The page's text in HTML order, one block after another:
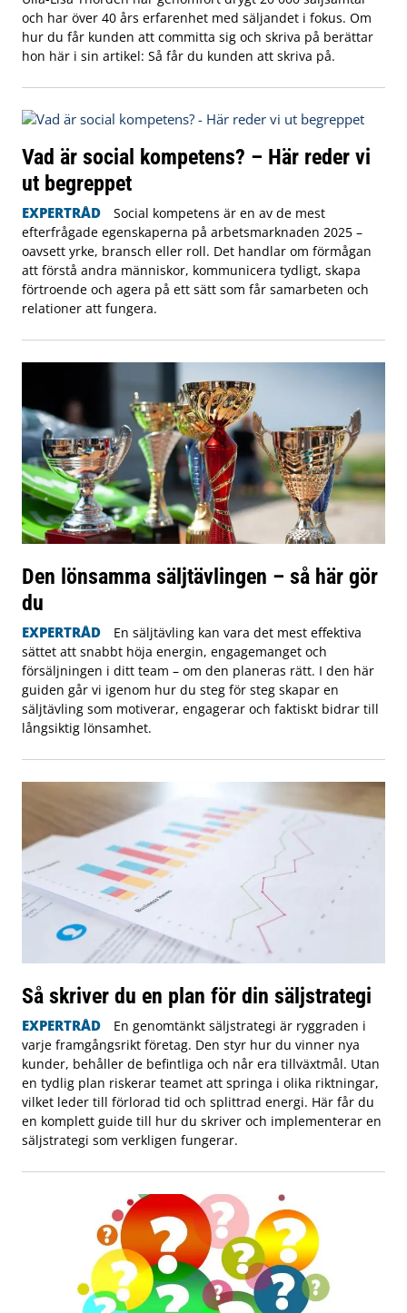
och har över 40 års erfarenhet med säljandet i fokus. Om
hur du får kunden att committa sig och skriva på berättar
hon här i sin artikel: Så får du kunden att skriva på.
Vad är social kompetens? – Här reder vi
ut begreppet
EXPERTRÅD
Social kompetens är en av de mest
efterfrågade egenskaperna på arbetsmarknaden 2025 –
oavsett yrke, bransch eller roll. Det handlar om förmågan
att förstå andra människor, kommunicera tydligt, skapa
förtroende och agera på ett sätt som får samarbeten och
relationer att fungera.
Den lönsamma säljtävlingen – så här gör
du
EXPERTRÅD
En säljtävling kan vara det mest effektiva
sättet att snabbt höja energin, engagemanget och
försäljningen i ditt team – om den planeras rätt. I den här
guiden går vi igenom hur du steg för steg skapar en
säljtävling som motiverar, engagerar och faktiskt bidrar till
långsiktig lönsamhet.
Så skriver du en plan för din säljstrategi
EXPERTRÅD
En genomtänkt säljstrategi är ryggraden i
varje framgångsrikt företag. Den styr hur du vinner nya
kunder, behåller de befintliga och når era tillväxtmål. Utan
en tydlig plan riskerar teamet att springa i olika riktningar,
vilket leder till förlorad tid och splittrad energi. Här får du
en komplett guide till hur du skriver och implementerar en
säljstrategi som verkligen fungerar.